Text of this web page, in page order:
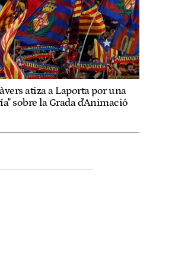
atiza a Laporta por una
sobre la Grada d'Animació